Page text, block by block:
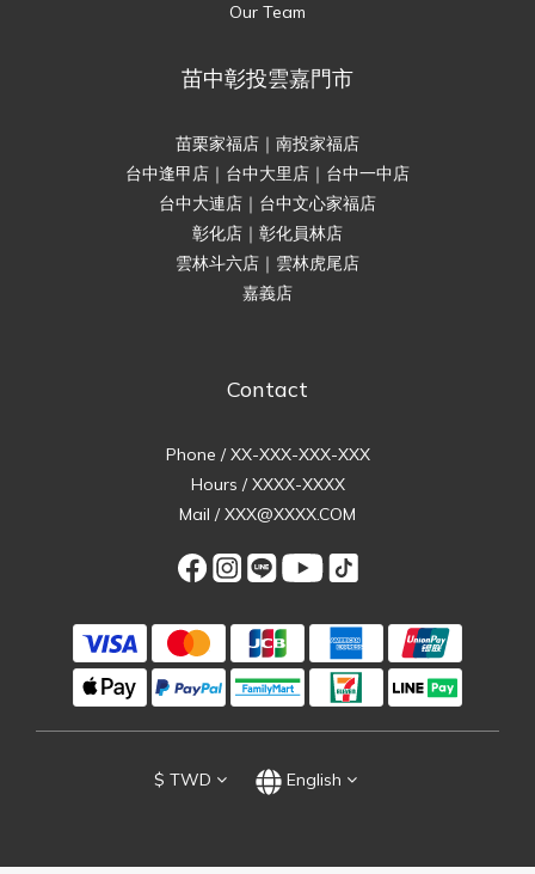
Our Team
苗中彰投雲嘉門市
苗栗家福店｜南投家福店
台中逢甲店｜台中大里店｜台中一中店
台中大連店｜台中文心家福店
彰化店｜彰化員林店
雲林斗六店｜雲林虎尾店
嘉義店
Contact
Phone / XX-XXX-XXX-XXX
Hours / XXXX-XXXX
Mail / XXX@XXXX.COM
$ TWD English